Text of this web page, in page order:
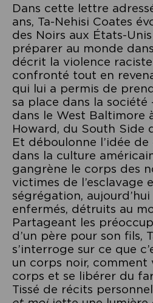
Dans cette lettre
ans, Ta-Nehisi Coates
des Noirs aux États-
préparer au monde
décrit la violence
confronté tout en
qui lui a permis de
sa place dans la société
dans le West Baltimore
Howard, du South Side
Et déboulonne l’idée de
dans la culture
gangrène le corps des
victimes de l’esclavage
ségrégation, aujourd’hui
enfermés, détruits au
Partageant les
d’un père pour son fils,
s’interroge sur ce que
un corps noir, comment
corps et se libérer du
Tissé de récits